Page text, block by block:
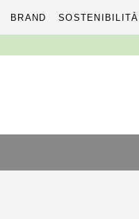
BRAND SOSTENIBILITÀ